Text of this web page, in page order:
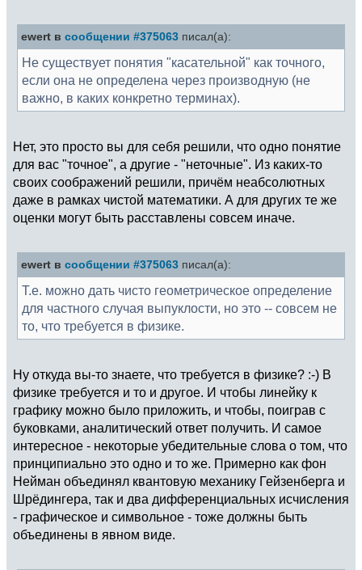
ewert в сообщении #375063 писал(а):
Не существует понятия "касательной" как точного,
если она не определена через производную (не
важно, в каких конкретно терминах).
Нет, это просто вы для себя решили, что одно понятие
для вас "точное", а другие - "неточные". Из каких-то
своих соображений решили, причём неабсолютных
даже в рамках чистой математики. А для других те же
оценки могут быть расставлены совсем иначе.
ewert в сообщении #375063 писал(а):
Т.е. можно дать чисто геометрическое определение
для частного случая выпуклости, но это -- совсем не
то, что требуется в физике.
Ну откуда вы-то знаете, что требуется в физике? :-) В
физике требуется и то и другое. И чтобы линейку к
графику можно было приложить, и чтобы, поиграв с
буковками, аналитический ответ получить. И самое
интересное - некоторые убедительные слова о том, что
принципиально это одно и то же. Примерно как фон
Нейман объединял квантовую механику Гейзенберга и
Шрёдингера, так и два дифференциальных исчисления
- графическое и символьное - тоже должны быть
объединены в явном виде.